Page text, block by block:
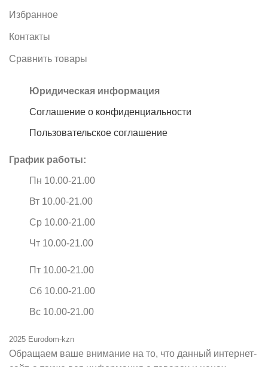
Избранное
Контакты
Сравнить товары
Юридическая информация
Соглашение о конфиденциальности
Пользовательское соглашение
График работы:
Пн 10.00-21.00
Вт 10.00-21.00
Ср 10.00-21.00
Чт 10.00-21.00
Пт 10.00-21.00
Сб 10.00-21.00
Вс 10.00-21.00
2025 Eurodom-kzn
Обращаем ваше внимание на то, что данный интернет-